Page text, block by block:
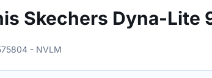
Skechers Dyna-Lite
- NVLM